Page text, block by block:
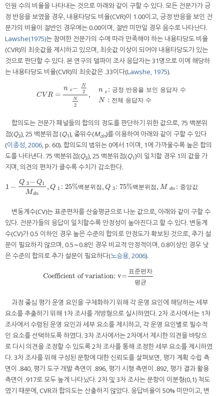
인원 수의 비율을 나타내는 것으로 아래와 같이 구할 수 있다. 모든 전문가가 긍
정 반응을 보였을 경우, 내용타당도 비율(CVR)이 1.00이고, 긍정 반응을 보인 전
문가의 비율이 절반인 경우에는 0.00이며, 절반 미만일 경우 음수로 나타난다.
Lawshe(1975)는 참여한 전문가의 수에 따라 만족해야 하는 내용타당도 비율
(CVR)의 최솟값을 제시하고 있으며, 최솟값 이상이 되어야 내용타당도가 있는
것으로 판단할 수 있다. 본 연구의 델파이 조사 응답자는 31명으로 이에 해당하
는 내용타당도 비율(CVR)의 최솟값은 .33이다(Lawshe, 1975).
CV R =
n −
e
N
2
N
2
,
n :
e 긍정 반응을 보인 응답자 수
N
: 전체 응답자 수
CVR=n −e N2N2, n:e 긍정 반응을 보인 응답자 수 N:전체 응답자 수
합의도는 전문가 패널들의 합의의 정도를 판단하기 위한 값으로, 75 백분위
점(Q3), 25 백분위점 (Q1), 중위수(Mdn)를 이용하여 아래와 같이 구할 수 있다
(이종성, 2006, p. 60). 합의도의 범위는 0에서 1이며, 1에 가까울수록 높은 합의
도를 나타낸다. 75 백분위점(Q3), 25 백분위점(Q1)이 일치할 경우 1의 값을 가
지며, 의견의 편차가 클수록 수치가 감소한다.
1 −
Q −
3 Q1
Mdn
, Q :
1 25%백분위 점 , Q :
3 75%백분위 점 , M :
dn 중앙값
1−Q−3Q1Md n Q:125%백분위점,Q :3 75%백분위점,M dn중앙값
변동계수(CV)는 표준편차를 산술평균으로 나눈 값으로, 아래와 같이 구할 수
있다. 전문가들의 응답이 일치할수록 안정성이 높아진다고 할 수 있다. 변동계
수(CV)가 0.5 이하인 경우 높은 수준의 합의로 안정도가 확보된 것으로, 추가 설
문이 필요하지 않으며, 0.5∼0.8인 경우 비교적 안정적이며, 0.8이상인 경우 낮
은 수준의 합의로 추가 설문이 필요하다(노승용, 2006).
Coefficient of variation: v=
표준편 차
평균
Coefficient of variation: v=표준편차평균
과정 중심 평가 운영 요인을 구체화하기 위해 각 운영 요인에 해당하는 세부
요소를 추출하기 위해 1차 조사를 개방형으로 실시하였다. 2차 조사에서는 1차
조사에서 수렴된 운영 요인과 세부 요소를 제시하고, 각 운영 요인별로 필수적
인 요소를 선택하도록 하였다. 3차 조사에서는 2차에서 제시한 의견을 바탕으
로 다시 의견을 조정할 수 있도록 2차 조사를 통해 조정한 세부 요소를 제시하였
다. 3차 조사를 위해 구성된 문항에 대한 신뢰도를 살펴보면, 평가 계획 수립 측
면이 .840, 평가 도구 개발 측면이 .896, 평가 시행 측면이 .892, 평가 결과 활용
측면이 .917로 모두 높게 나타났다. 2차 및 3차 조사는 문항이 이분형(0,1) 척도
였기 때문에, CVR과 합의도는 산출하지 않았다. 응답비율이 50% 미만이고, 변